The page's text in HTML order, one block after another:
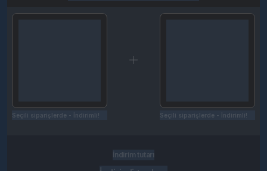
Seçili siparişlerde - İndirimli! Seçili siparişlerde - İndirimli!
İndirim tutarı